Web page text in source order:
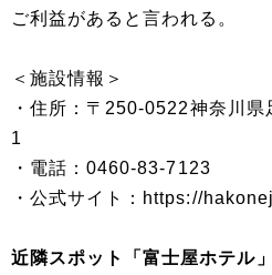
ご利益があると言われる。
＜施設情報＞
・住所：〒250-0522神奈川
1
・電話：0460-83-7123
・公式サイト：https://
近隣スポット「富士屋ホテル」